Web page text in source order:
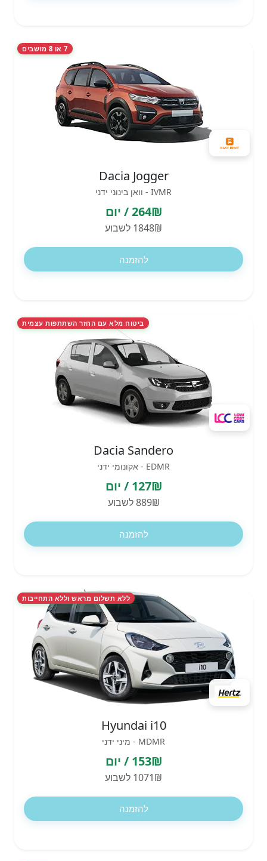
7 או 8 מושבים
Dacia Jogger
IVMR - וואן בינוני ידני
264₪ / יום
1848₪ לשבוע
להזמנה
ביטוח מלא עם החזר השתתפות עצמית
Dacia Sandero
EDMR - אקונומי ידני
127₪ / יום
889₪ לשבוע
להזמנה
ללא תשלום מראש וללא התחייבות
Hyundai i10
MDMR - מיני ידני
153₪ / יום
1071₪ לשבוע
להזמנה